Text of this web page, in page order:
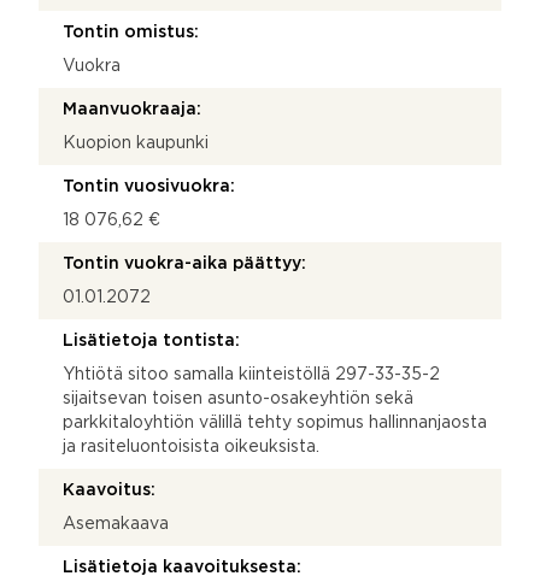
Tontin omistus:
Vuokra
Maanvuokraaja:
Kuopion kaupunki
Tontin vuosivuokra:
18 076,62 €
Tontin vuokra-aika päättyy:
01.01.2072
Lisätietoja tontista:
Yhtiötä sitoo samalla kiinteistöllä 297-33-35-2
sijaitsevan toisen asunto-osakeyhtiön sekä
parkkitaloyhtiön välillä tehty sopimus hallinnanjaosta
ja rasiteluontoisista oikeuksista.
Kaavoitus:
Asemakaava
Lisätietoja kaavoituksesta: